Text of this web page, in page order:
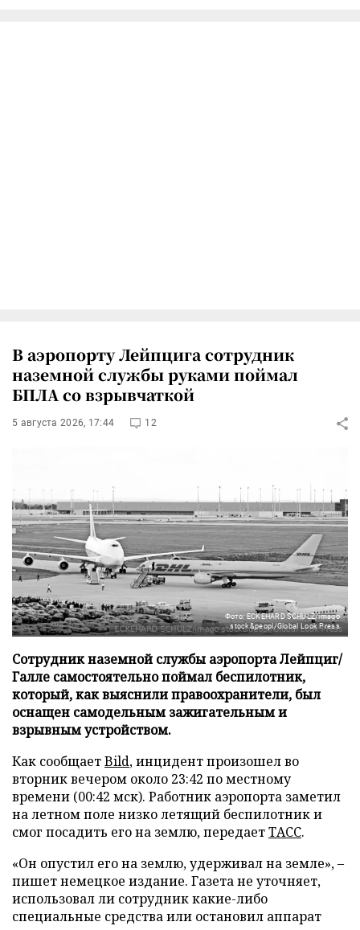
В аэропорту Лейпцига сотрудник
наземной службы руками поймал
БПЛА со взрывчаткой
5 августа 2026, 17:44 12
Фото: ECKEHARD SCHULZ/imago
stock&peopl/Global Look Press
Сотрудник наземной службы аэропорта Лейпциг/
Галле самостоятельно поймал беспилотник,
который, как выяснили правоохранители, был
оснащен самодельным зажигательным и
взрывным устройством.
Как сообщаетBild, инцидент произошел во
вторник вечером около 23:42 по местному
времени (00:42 мск). Работник аэропорта заметил
на летном поле низко летящий беспилотник и
смог посадить его на землю, передаетТАСС.
«Он опустил его на землю, удерживал на земле», –
пишет немецкое издание. Газета не уточняет,
использовал ли сотрудник какие-либо
специальные средства или остановил аппарат